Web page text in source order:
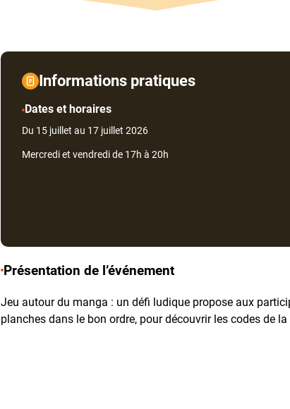
Informations pratiques
Dates et horaires
Du 15 juillet au 17 juillet 2026
Mercredi et vendredi de 17h à 20h
Présentation de l’événement
Jeu autour du manga : un défi ludique propose aux
planches dans le bon ordre, pour découvrir les codes de